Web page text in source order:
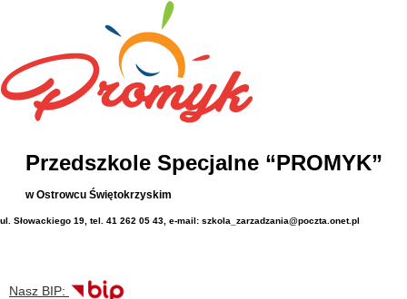
Przedszkole Specjalne “PROMYK”
w Ostrowcu Świętokrzyskim
ul. Słowackiego 19, tel. 41 262 05 43, e-mail: szkola_zarzadzania@poczta.onet.pl
Nasz BIP: